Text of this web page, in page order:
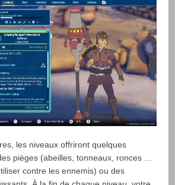
les niveaux offriront quelques
pièges (abeilles, tonneaux, ronces …
contre les ennemis) ou des